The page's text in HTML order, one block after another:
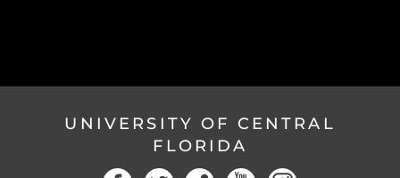
UNIVERSITY OF CENTRAL
FLORIDA